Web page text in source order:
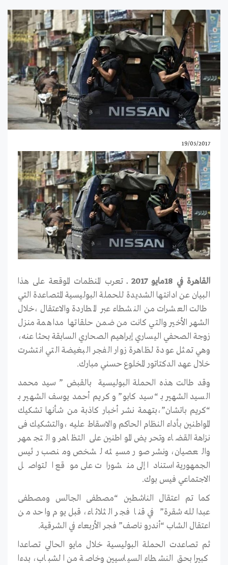
19/05/2017
القاهرة في 18مايو 2017 ـ
تعرب المنظمات الموقعة على هذا
البيان عن ادانتها الشديدة للحملة البوليسية المتصاعدة التي
طالت العشرات من النشطاء عبر المطاردة والاعتقال ،خلال
الشهر الأخير والتي كانت من ضمن حلقاتها مداهمة منزل
زوجة الصحفي اليساري إبراهيم الصحاري السابقة بحثا عنه،
وهي تمثل عودة لظاهرة زوار الفجر البغيضة التي انتشرت
خلال عهد الدكتاتور المخلوع حسني مبارك.
وقد طالت هذه الحملة البوليسية بالقبض ” سيد محمد
السيد الشهير بـ “سيد كابو” و كريم أحمد يوسف الشهير بـ
“كريم باتشان”،بتهمة نشر أخبار كاذبة من شأنها تشكيك
المواطنين بأداء النظام الحاكم والاسقاط عليه ،والتشكيك فى
نزاهة القضاء وتحريض المواطنين على التظاهر و التجمهر
والعصيان، ونشر صور مسيئه لشخص ومنصب رئيس
الجمهورية استنادا إلى منشورات على موقع التواصل
الاجتماعي فيس بوك.
كما تم اعتقال الناشطين “مصطفى الجالس ومصطفى
عبدالله شقرة” في قنا فجر الثلاثاء، قبل يوم واحد من
اعتقال الشاب “أندرو ناصف” فجر الأربعاء في الشرقية.
ثم تصاعدت الحملة البوليسية خلال مايو الحالي تصاعدا
كبيرا بحق النشطاء السياسيين وخاصة من الشباب، بدءا